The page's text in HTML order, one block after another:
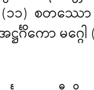
၁၁) စတဿော
ဌင်္ဂိကော မဂ္